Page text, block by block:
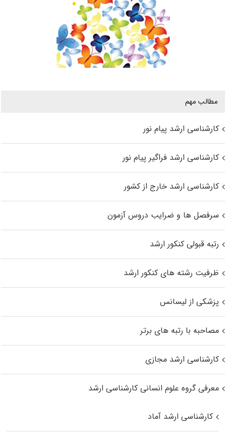
مطالب مهم
کارشناسی ارشد پیام نور
کارشناسی ارشد فراگیر پیام نور
کارشناسی ارشد خارج از کشور
سرفصل ها و ضرایب دروس آزمون
رتبه قبولی کنکور ارشد
ظرفیت رشته های کنکور ارشد
پزشکی از لیسانس
مصاحبه با رتبه های برتر
کارشناسی ارشد مجازی
معرفی گروه علوم انسانی کارشناسی ارشد
کارشناسی ارشد آماد